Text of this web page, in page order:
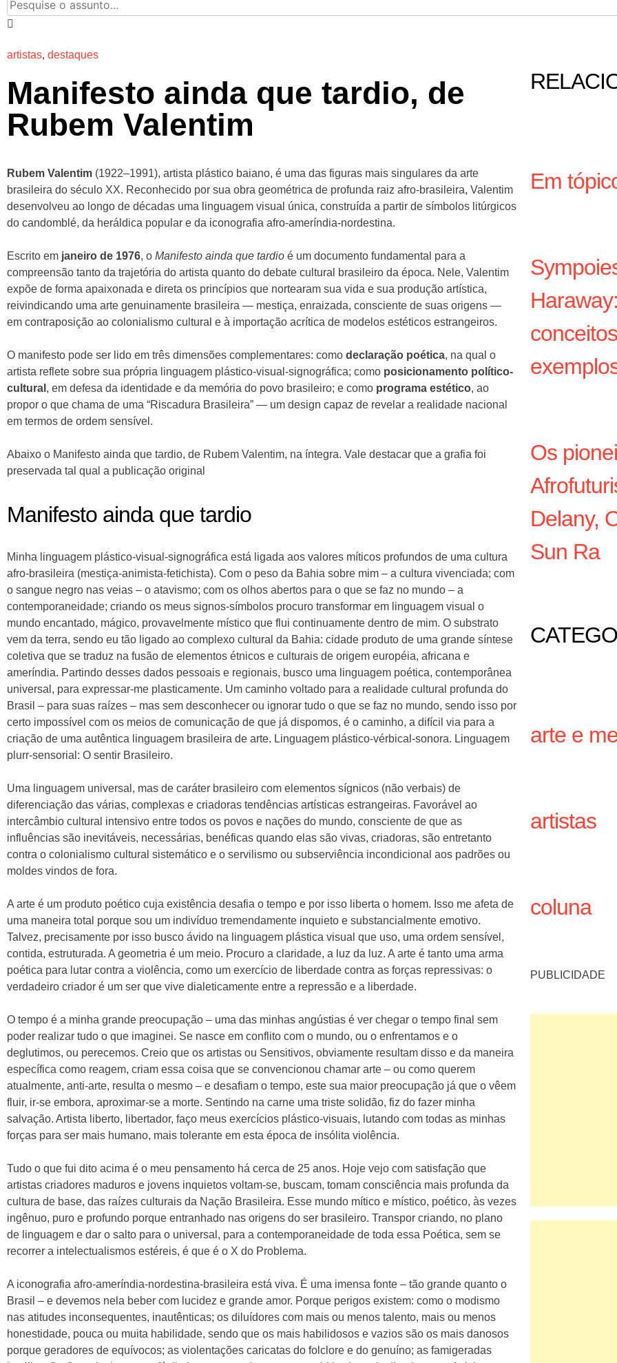
artistas, destaques
Manifesto ainda que tardio, de
Rubem Valentim
Rubem Valentim (1922–1991), artista plástico baiano, é uma das figuras mais singulares da arte
brasileira do século XX. Reconhecido por sua obra geométrica de profunda raiz afro-brasileira, Valentim
desenvolveu ao longo de décadas uma linguagem visual única, construída a partir de símbolos litúrgicos
do candomblé, da heráldica popular e da iconografia afro-ameríndia-nordestina.
Escrito em janeiro de 1976, o Manifesto ainda que tardio é um documento fundamental para a
compreensão tanto da trajetória do artista quanto do debate cultural brasileiro da época. Nele, Valentim
expõe de forma apaixonada e direta os princípios que nortearam sua vida e sua produção artística,
reivindicando uma arte genuinamente brasileira — mestiça, enraizada, consciente de suas origens —
em contraposição ao colonialismo cultural e à importação acrítica de modelos estéticos estrangeiros.
O manifesto pode ser lido em três dimensões complementares: como declaração poética, na qual o
artista reflete sobre sua própria linguagem plástico-visual-signográfica; como posicionamento político-
cultural , em defesa da identidade e da memória do povo brasileiro; e como programa estético, ao
propor o que chama de uma “Riscadura Brasileira” — um design capaz de revelar a realidade nacional
em termos de ordem sensível.
Abaixo o Manifesto ainda que tardio, de Rubem Valentim, na íntegra. Vale destacar que a grafia foi
preservada tal qual a publicação original
Manifesto ainda que tardio
Minha linguagem plástico-visual-signográfica está ligada aos valores míticos profundos de uma cultura
afro-brasileira (mestiça-animista-fetichista). Com o peso da Bahia sobre mim – a cultura vivenciada; com
o sangue negro nas veias – o atavismo; com os olhos abertos para o que se faz no mundo – a
contemporaneidade; criando os meus signos-símbolos procuro transformar em linguagem visual o
mundo encantado, mágico, provavelmente místico que flui continuamente dentro de mim. O substrato
vem da terra, sendo eu tão ligado ao complexo cultural da Bahia: cidade produto de uma grande síntese
coletiva que se traduz na fusão de elementos étnicos e culturais de origem européia, africana e
ameríndia. Partindo desses dados pessoais e regionais, busco uma linguagem poética, contemporânea
universal, para expressar-me plasticamente. Um caminho voltado para a realidade cultural profunda do
Brasil – para suas raízes – mas sem desconhecer ou ignorar tudo o que se faz no mundo, sendo isso por
certo impossível com os meios de comunicação de que já dispomos, é o caminho, a difícil via para a
criação de uma autêntica linguagem brasileira de arte. Linguagem plástico-vérbical-sonora. Linguagem
plurr-sensorial: O sentir Brasileiro.
Uma linguagem universal, mas de caráter brasileiro com elementos sígnicos (não verbais) de
diferenciação das várias, complexas e criadoras tendências artísticas estrangeiras. Favorável ao
intercâmbio cultural intensivo entre todos os povos e nações do mundo, consciente de que as
influências são inevitáveis, necessárias, benéficas quando elas são vivas, criadoras, são entretanto
contra o colonialismo cultural sistemático e o servilismo ou subserviência incondicional aos padrões ou
moldes vindos de fora.
A arte é um produto poético cuja existência desafia o tempo e por isso liberta o homem. Isso me afeta de
uma maneira total porque sou um indivíduo tremendamente inquieto e substancialmente emotivo.
Talvez, precisamente por isso busco ávido na linguagem plástica visual que uso, uma ordem sensível,
contida, estruturada. A geometria é um meio. Procuro a claridade, a luz da luz. A arte é tanto uma arma
poética para lutar contra a violência, como um exercício de liberdade contra as forças repressivas: o
verdadeiro criador é um ser que vive dialeticamente entre a repressão e a liberdade.
O tempo é a minha grande preocupação – uma das minhas angústias é ver chegar o tempo final sem
poder realizar tudo o que imaginei. Se nasce em conflito com o mundo, ou o enfrentamos e o
deglutimos, ou perecemos. Creio que os artistas ou Sensitivos, obviamente resultam disso e da maneira
específica como reagem, criam essa coisa que se convencionou chamar arte – ou como querem
atualmente, anti-arte, resulta o mesmo – e desafiam o tempo, este sua maior preocupação já que o vêem
fluir, ir-se embora, aproximar-se a morte. Sentindo na carne uma triste solidão, fiz do fazer minha
salvação. Artista liberto, libertador, faço meus exercícios plástico-visuais, lutando com todas as minhas
forças para ser mais humano, mais tolerante em esta época de insólita violência.
Tudo o que fui dito acima é o meu pensamento há cerca de 25 anos. Hoje vejo com satisfação que
artistas criadores maduros e jovens inquietos voltam-se, buscam, tomam consciência mais profunda da
cultura de base, das raízes culturais da Nação Brasileira. Esse mundo mítico e místico, poético, às vezes
ingênuo, puro e profundo porque entranhado nas origens do ser brasileiro. Transpor criando, no plano
de linguagem e dar o salto para o universal, para a contemporaneidade de toda essa Poética, sem se
recorrer a intelectualismos estéreis, é que é o X do Problema.
A iconografia afro-ameríndia-nordestina-brasileira está viva. É uma imensa fonte – tão grande quanto o
Brasil – e devemos nela beber com lucidez e grande amor. Porque perigos existem: como o modismo
nas atitudes inconsequentes, inautênticas; os diluídores com mais ou menos talento, mais ou menos
honestidade, pouca ou muita habilidade, sendo que os mais habilidosos e vazios são os mais danosos
porque geradores de equívocos; as violentações caricatas do folclore e do genuíno; as famigeradas
Em
Os
Delany,
Sun Ra
arte e
artistas
coluna
PUBLICIDADE